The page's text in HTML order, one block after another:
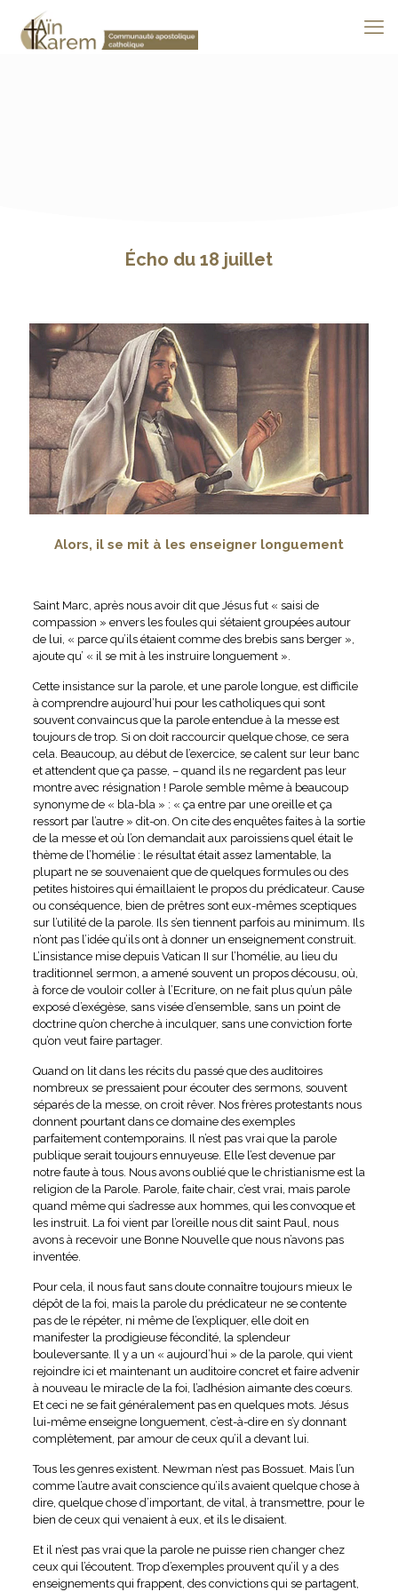
Écho du 18 juillet
Alors, il se mit à les enseigner longuement
Saint Marc, après nous avoir dit que Jésus fut « saisi de
compassion » envers les foules qui s’étaient groupées autour
de lui, « parce qu’ils étaient comme des brebis sans berger »,
ajoute qu’ « il se mit à les instruire longuement ».
Cette insistance sur la parole, et une parole longue, est difficile
à comprendre aujourd’hui pour les catholiques qui sont
souvent convaincus que la parole entendue à la messe est
toujours de trop. Si on doit raccourcir quelque chose, ce sera
cela. Beaucoup, au début de l’exercice, se calent sur leur banc
et attendent que ça passe, – quand ils ne regardent pas leur
montre avec résignation ! Parole semble même à beaucoup
synonyme de « bla-bla » : « ça entre par une oreille et ça
ressort par l’autre » dit-on. On cite des enquêtes faites à la sortie
de la messe et où l’on demandait aux paroissiens quel était le
thème de l’homélie : le résultat était assez lamentable, la
plupart ne se souvenaient que de quelques formules ou des
petites histoires qui émaillaient le propos du prédicateur. Cause
ou conséquence, bien de prêtres sont eux-mêmes sceptiques
sur l’utilité de la parole. Ils s’en tiennent parfois au minimum. Ils
n’ont pas l’idée qu’ils ont à donner un enseignement construit.
L’insistance mise depuis Vatican II sur l’homélie, au lieu du
traditionnel sermon, a amené souvent un propos décousu, où,
à force de vouloir coller à l’Ecriture, on ne fait plus qu’un pâle
exposé d’exégèse, sans visée d’ensemble, sans un point de
doctrine qu’on cherche à inculquer, sans une conviction forte
qu’on veut faire partager.
Quand on lit dans les récits du passé que des auditoires
nombreux se pressaient pour écouter des sermons, souvent
séparés de la messe, on croit rêver. Nos frères protestants nous
donnent pourtant dans ce domaine des exemples
parfaitement contemporains. Il n’est pas vrai que la parole
publique serait toujours ennuyeuse. Elle l’est devenue par
notre faute à tous. Nous avons oublié que le christianisme est la
religion de la Parole. Parole, faite chair, c’est vrai, mais parole
quand même qui s’adresse aux hommes, qui les convoque et
les instruit. La foi vient par l’oreille nous dit saint Paul, nous
avons à recevoir une Bonne Nouvelle que nous n’avons pas
inventée.
Pour cela, il nous faut sans doute connaître toujours mieux le
dépôt de la foi, mais la parole du prédicateur ne se contente
pas de le répéter, ni même de l’expliquer, elle doit en
manifester la prodigieuse fécondité, la splendeur
bouleversante. Il y a un « aujourd’hui » de la parole, qui vient
rejoindre ici et maintenant un auditoire concret et faire advenir
à nouveau le miracle de la foi, l’adhésion aimante des cœurs.
Et ceci ne se fait généralement pas en quelques mots. Jésus
lui-même enseigne longuement, c’est-à-dire en s’y donnant
complètement, par amour de ceux qu’il a devant lui.
Tous les genres existent. Newman n’est pas Bossuet. Mais l’un
comme l’autre avait conscience qu’ils avaient quelque chose à
dire, quelque chose d’important, de vital, à transmettre, pour le
bien de ceux qui venaient à eux, et ils le disaient.
Et il n’est pas vrai que la parole ne puisse rien changer chez
ceux qui l’écoutent. Trop d’exemples prouvent qu’il y a des
enseignements qui frappent, des convictions qui se partagent,